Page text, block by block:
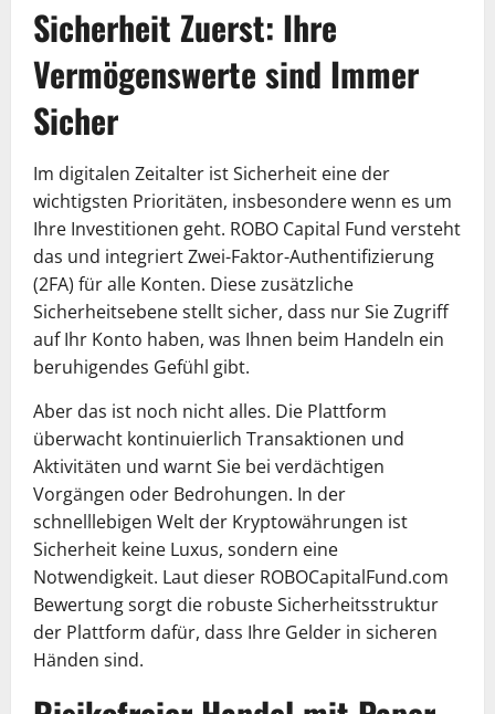
Sicherheit Zuerst: Ihre
Vermögenswerte sind Immer
Sicher
Im digitalen Zeitalter ist Sicherheit eine der
wichtigsten Prioritäten, insbesondere wenn es um
Ihre Investitionen geht. ROBO Capital Fund versteht
das und integriert Zwei-Faktor-Authentifizierung
(2FA) für alle Konten. Diese zusätzliche
Sicherheitsebene stellt sicher, dass nur Sie Zugriff
auf Ihr Konto haben, was Ihnen beim Handeln ein
beruhigendes Gefühl gibt.
Aber das ist noch nicht alles. Die Plattform
überwacht kontinuierlich Transaktionen und
Aktivitäten und warnt Sie bei verdächtigen
Vorgängen oder Bedrohungen. In der
schnelllebigen Welt der Kryptowährungen ist
Sicherheit keine Luxus, sondern eine
Notwendigkeit. Laut dieser ROBOCapitalFund.com
Bewertung sorgt die robuste Sicherheitsstruktur
der Plattform dafür, dass Ihre Gelder in sicheren
Händen sind.